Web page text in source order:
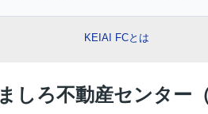
KEIAI FCとは
しろ不動産センター